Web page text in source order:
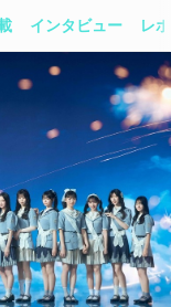
インタビュー レ